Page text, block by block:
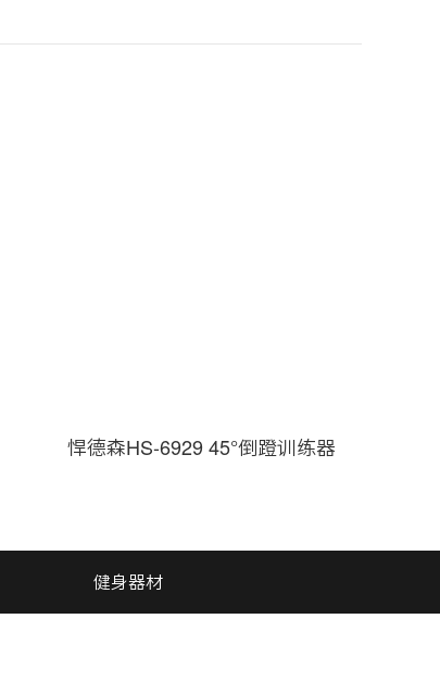
悍德森HS-6929 45°倒蹬训练器
健身器材